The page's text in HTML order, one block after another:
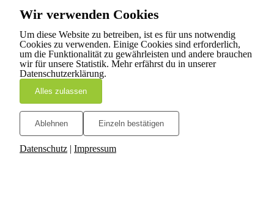
Wir verwenden Cookies
Um diese Website zu betreiben, ist es für uns notwendig
Cookies zu verwenden. Einige Cookies sind erforderlich,
um die Funktionalität zu gewährleisten und andere brauchen
wir für unsere Statistik. Mehr erfährst du in unserer
Datenschutzerklärung.
Alles zulassen
Ablehnen Einzeln bestätigen
Datenschutz | Impressum